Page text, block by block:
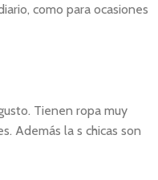
como para ocasiones
Tienen ropa muy
Además la s chicas son